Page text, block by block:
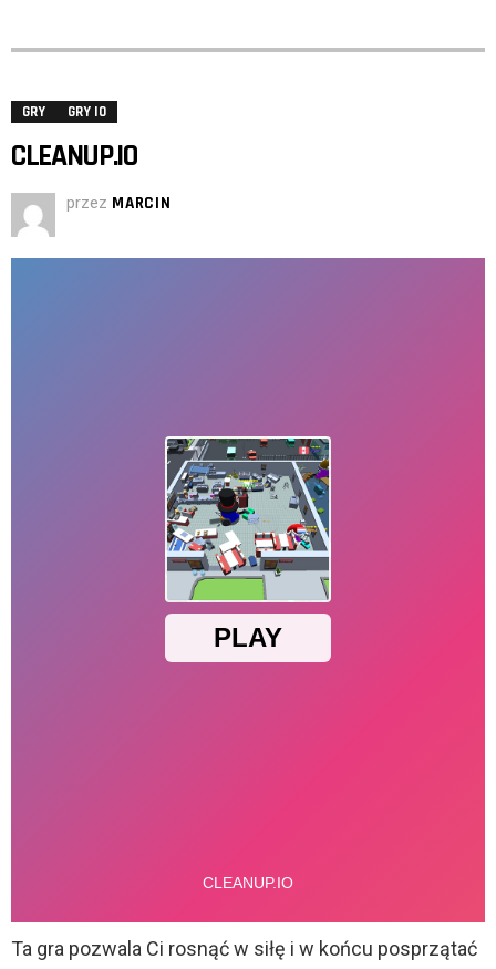
GRY GRY IO
CLEANUP.IO
przez MARCIN
Ta gra pozwala Ci rosnąć w siłę i w końcu posprzątać